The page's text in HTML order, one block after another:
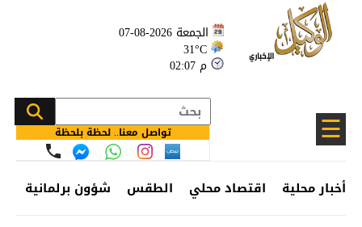
الجمعة 2026-08-07
31°C
02:07 م
☰ تواصل معنا.. لحظة بلحظة
أخبار محلية اقتصاد محلي الطقس شؤون برلمانية